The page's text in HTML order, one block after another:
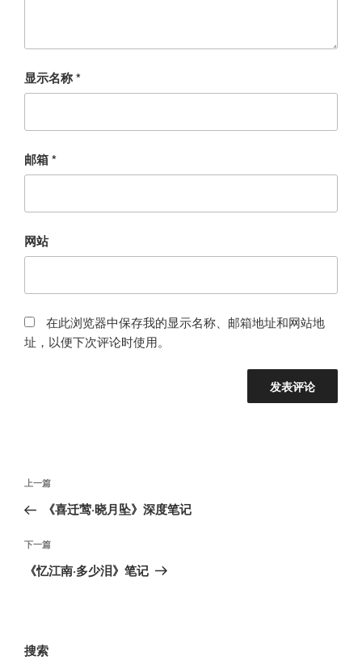
显示名称*
邮箱*
网站
在此浏览器中保存我的显示名称、邮箱地址和网站地
址，以便下次评论时使用。
文
导
航
上
一
文
章
上一篇
《喜迁莺·晓月坠》深度笔记
下
一
下一篇
《忆江南·多少泪》笔记
搜索